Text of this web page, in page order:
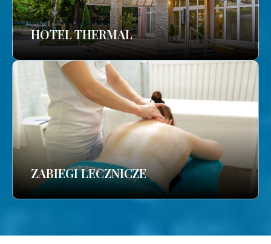
HOTEL THERMAL
ZABIEGI LECZNICZE